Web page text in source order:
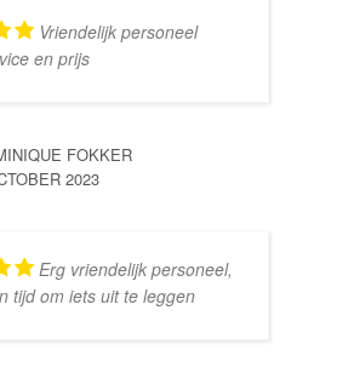
Vriendelijk personeel
en prijs
FOKKER
2023
Erg vriendelijk personeel,
tijd om iets uit te leggen